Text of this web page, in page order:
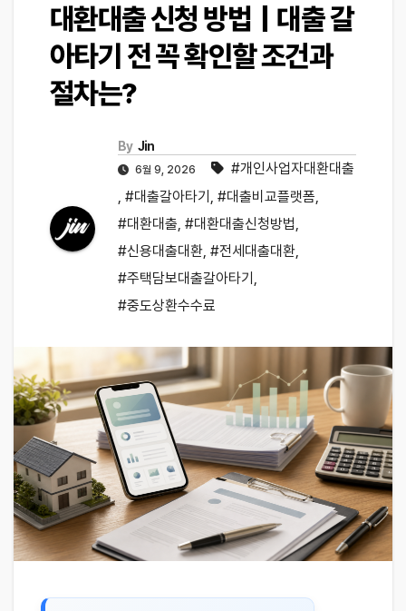
대환대출 신청 방법｜대출 갈
아타기 전 꼭 확인할 조건과
절차는?
By Jin
6월 9, 2026
#개인사업자대환대출
, #대출갈아타기 , #대출비교플랫폼,
#대환대출, #대환대출신청방법,
#신용대출대환, #전세대출대환,
#주택담보대출갈아타기 ,
#중도상환수수료